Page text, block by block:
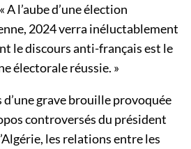
A l’aube d’une élection
2024 verra inéluctablement
le discours anti-français est le
électorale réussie. »
grave brouille provoquée
controversés du président
les relations entre les